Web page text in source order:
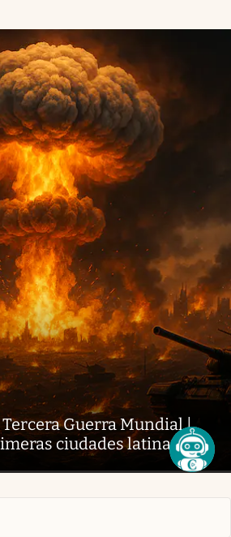
Tercera Guerra Mundial |
ciudades latinas en